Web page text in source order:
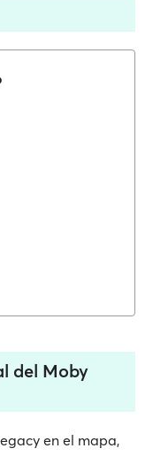
del Moby
en el mapa,